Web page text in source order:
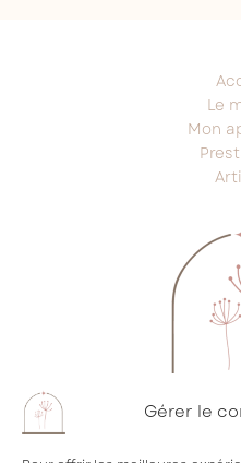
Gérer le
Le
Mon